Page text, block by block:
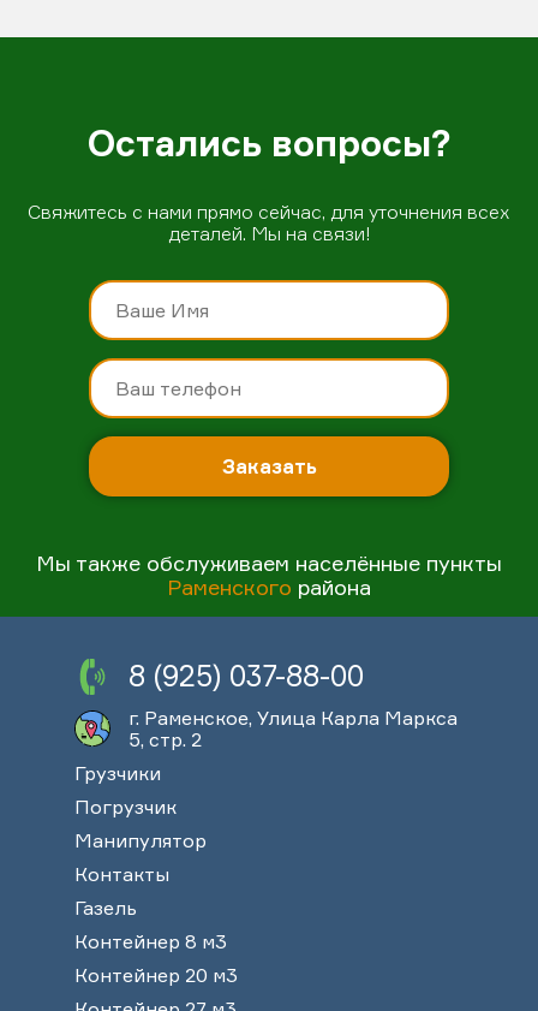
Остались вопросы?
Свяжитесь с нами прямо сейчас, для уточнения всех
деталей. Мы на связи!
Заказать
Мы также обслуживаем населённые пункты
Раменского района
Газель
Контейнер 8 м3
Контейнер 20 м3
Грузчики
Погрузчик
Манипулятор
Контакты
8 (925) 037-88-00
г. Раменское, Улица Карла Маркса
5, стр. 2